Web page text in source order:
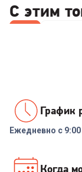
С этим
Реле
SRW-16A 3кВА
График
Ежедневно с
Когда